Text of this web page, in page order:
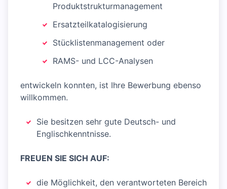
Produktstrukturmanagement
Ersatzteilkatalogisierung
Stücklistenmanagement oder
RAMS- und LCC-Analysen
entwickeln konnten, ist Ihre Bewerbung ebenso
willkommen.
Sie besitzen sehr gute Deutsch- und
Englischkenntnisse.
FREUEN SIE SICH AUF:
die Möglichkeit, den verantworteten Bereich